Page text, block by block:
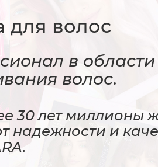
для волос
в области
волос.
30 лет миллионы
надежности и